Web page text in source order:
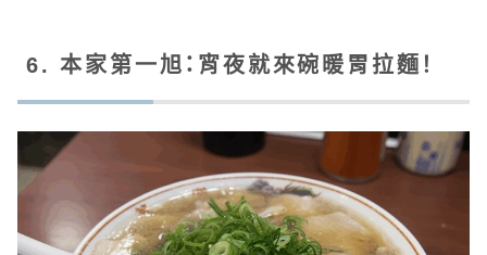
6. 本家第一旭：宵夜就來碗暖胃拉麵！